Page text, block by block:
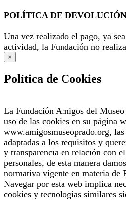
POLÍTICA DE DEVOLUCIÓN
Una vez realizado el pago, ya
actividad, la Fundación no
×
Política de Cookies
La Fundación Amigos del
uso de las cookies en su página
www.amigosmuseoprado.org,
adaptadas a los requisitos y
y transparencia en relación con
personales, de esta manera
normativa vigente en materia de
Navegar por esta web implica
cookies y tecnologías similares